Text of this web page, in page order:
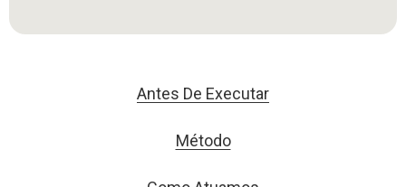
Antes De Executar
Método